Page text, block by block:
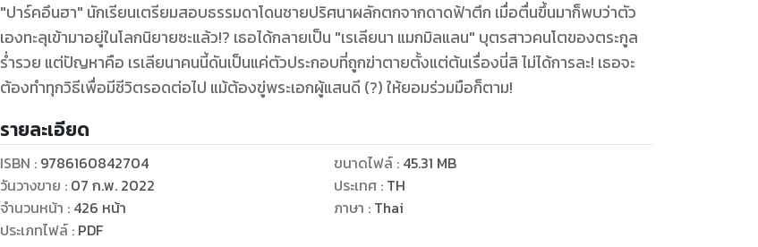
"ปาร์คอึนฮา" นักเรียนเตรียมสอบธรรมดาโดนชายปริศนาผลักตกจากดาดฟ้าตึก เมื่อตื่นขึ้นมาก็พบว่าตัว
เองทะลุเข้ามาอยู่ในโลกนิยายซะแล้ว!? เธอได้กลายเป็น "เรเลียนา แมกมิลแลน" บุตรสาวคนโตของตระกูล
ร่ำรวย แต่ปัญหาคือ เรเลียนาคนนี้ดันเป็นแค่ตัวประกอบที่ถูกฆ่าตายตั้งแต่ต้นเรื่องนี่สิ ไม่ได้การละ! เธอจะ
รายละเอียด
ISBN : 9786160842704
วันวางขาย : 07 ก.พ. 2022
จำนวนหน้า : 426 หน้า
ประเภทไฟล์: PDF
ขนาดไฟล์: 45.31 MB
ประเทศ : TH
ภาษา : Thai